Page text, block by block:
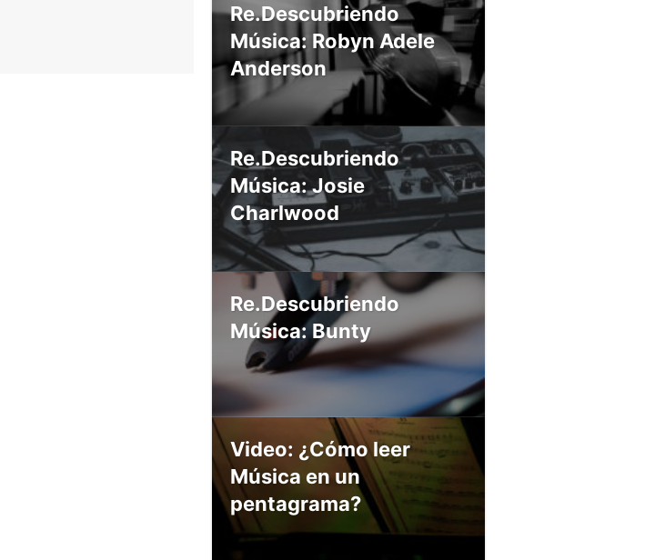
Re.Descubriendo
Música: Robyn Adele
Anderson
Re.Descubriendo
Música: Josie
Charlwood
Re.Descubriendo
Música: Bunty
Video: ¿Cómo leer
Música en un
pentagrama?